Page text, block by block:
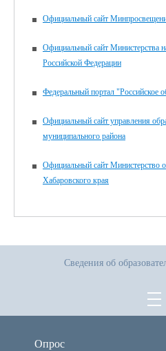
Официальный сайт
Официальный сайт Министерства
Российской Федерации
Федеральный портал "Российское
Официальный сайт управления
муниципального района
Официальный сайт Министерство
Хабаровского края
Сведения об
Опрос